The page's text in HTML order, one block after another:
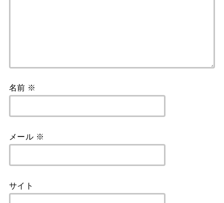
名前 ※
メール ※
サイト